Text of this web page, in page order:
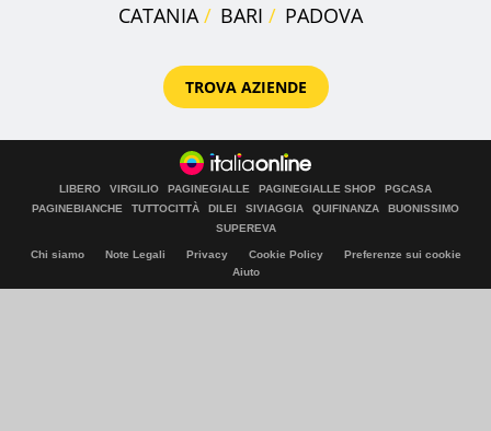
CATANIA
BARI PADOVA
TROVA AZIENDE
LIBERO VIRGILIO PAGINEGIALLE PAGINEGIALLE SHOP
PGCASA
PAGINEBIANCHE
TUTTOCITTÀ DILEI SIVIAGGIA QUIFINANZA
BUONISSIMO
SUPEREVA
Chi siamo Note Legali Privacy Cookie Policy
Preferenze sui cookie
Aiuto